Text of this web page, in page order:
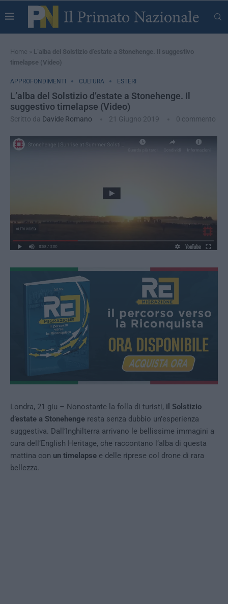
Home » L’alba del Solstizio d’estate a Stonehenge. Il suggestivo
timelapse (Video)
APPROFONDIMENTI CULTURA ESTERI
L’alba del Solstizio d’estate a Stonehenge. Il
suggestivo timelapse (Video)
Scritto da Davide Romano 21 Giugno 2019 0 commento
Londra, 21 giu – Nonostante la folla di turisti, il Solstizio
d’estate a Stonehenge resta senza dubbio un’esperienza
suggestiva. Dall’Inghilterra arrivano le bellissime immagini a
cura dell’English Heritage, che raccontano l’alba di questa
mattina con un timelapse e delle riprese col drone di rara
bellezza.